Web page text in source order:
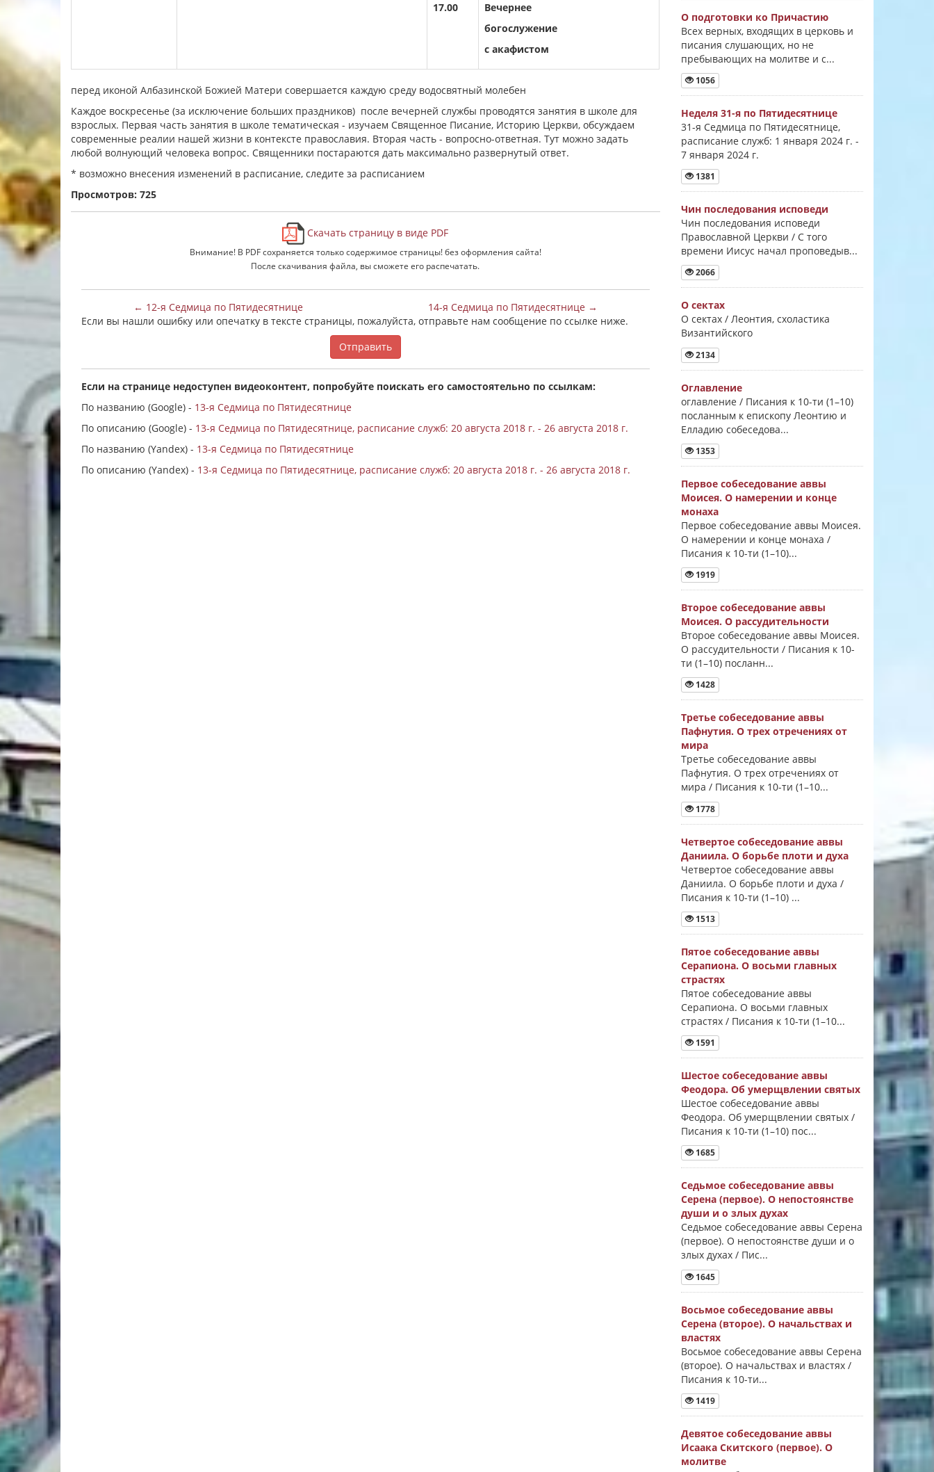
17.00
Вечернее
богослужение
с акафистом
перед иконой Албазинской Божией Матери совершается каждую среду водосвятный молебен
Каждое воскресенье (за исключение больших праздников) после вечерней службы проводятся занятия в школе для
взрослых. Первая часть занятия в школе тематическая - изучаем Священное Писание, Историю Церкви, обсуждаем
современные реалии нашей жизни в контексте православия. Вторая часть - вопросно-ответная. Тут можно задать
любой волнующий человека вопрос. Священники постараются дать максимально развернутый ответ.
* возможно внесения изменений в расписание, следите за расписанием
Просмотров: 725
Скачать страницу в виде PDF
Внимание! В PDF сохраняется только содержимое страницы! без оформления сайта!
После скачивания файла, вы сможете его распечатать.
← 12-я Седмица по Пятидесятнице
14-я Седмица по Пятидесятнице →
Если вы нашли ошибку или опечатку в тексте страницы, пожалуйста, отправьте нам сообщение по ссылке ниже.
Отправить
Если на странице недоступен видеоконтент, попробуйте поискать его самостоятельно по ссылкам:
По названию (Google) - 13-я Седмица по Пятидесятнице
По описанию (Google) - 13-я Седмица по Пятидесятнице, расписание служб: 20 августа 2018 г. - 26 августа 2018 г.
По названию (Yandex) - 13-я Седмица по Пятидесятнице
По описанию (Yandex) - 13-я Седмица по Пятидесятнице, расписание служб: 20 августа 2018 г. - 26 августа 2018 г.
О подготовки ко Причастию
Всех верных, входящих в церковь и
писания слушающих, но не
пребывающих на молитве и с...
1056
Неделя 31-я по Пятидесятнице
31-я Седмица по Пятидесятнице,
расписание служб: 1 января 2024 г. -
7 января 2024 г.
1381
Чин последования исповеди
Чин последования исповеди
Православной Церкви / С того
времени Иисус начал проповедыв...
2066
О сектах
О сектах / Леонтия, схоластика
Византийского
2134
Оглавление
оглавление / Писания к 10-ти (1–10)
посланным к епископу Леонтию и
Елладию собеседова...
1353
Первое собеседование аввы
Моисея. О намерении и конце
монаха
Первое собеседование аввы Моисея.
О намерении и конце монаха /
Писания к 10-ти (1–10)...
1919
Второе собеседование аввы
Моисея. О рассудительности
Второе собеседование аввы Моисея.
О рассудительности / Писания к 10-
ти (1–10) посланн...
1428
Третье собеседование аввы
Пафнутия. О трех отречениях от
мира
Третье собеседование аввы
Пафнутия. О трех отречениях от
мира / Писания к 10-ти (1–10...
1778
Четвертое собеседование аввы
Даниила. О борьбе плоти и духа
Четвертое собеседование аввы
Даниила. О борьбе плоти и духа /
Писания к 10-ти (1–10) ...
1513
Пятое собеседование аввы
Серапиона. О восьми главных
страстях
Пятое собеседование аввы
Серапиона. О восьми главных
страстях / Писания к 10-ти (1–10...
1591
Шестое собеседование аввы
Феодора. Об умерщвлении святых
Шестое собеседование аввы
Феодора. Об умерщвлении святых /
Писания к 10-ти (1–10) пос...
1685
Седьмое собеседование аввы
Серена (первое). О непостоянстве
души и о злых духах
Седьмое собеседование аввы Серена
(первое). О непостоянстве души и о
злых духах / Пис...
1645
Восьмое собеседование аввы
Серена (второе). О начальствах и
властях
Восьмое собеседование аввы Серена
(второе). О начальствах и властях /
Писания к 10-ти...
1419
Девятое собеседование аввы
Исаака Скитского (первое). О
молитве